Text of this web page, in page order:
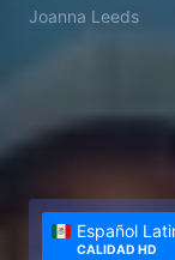
Joanna Leeds
Español
CALIDAD HD